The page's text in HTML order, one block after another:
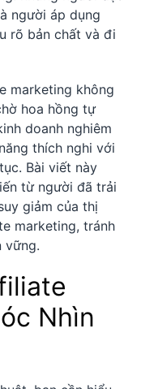
người áp dụng
rõ bản chất và đi
marketing không
hoa hồng tự
doanh nghiêm
thích nghi với
Bài viết này
từ người đã trải
giảm của thị
marketing, tránh
vững.
Nhìn